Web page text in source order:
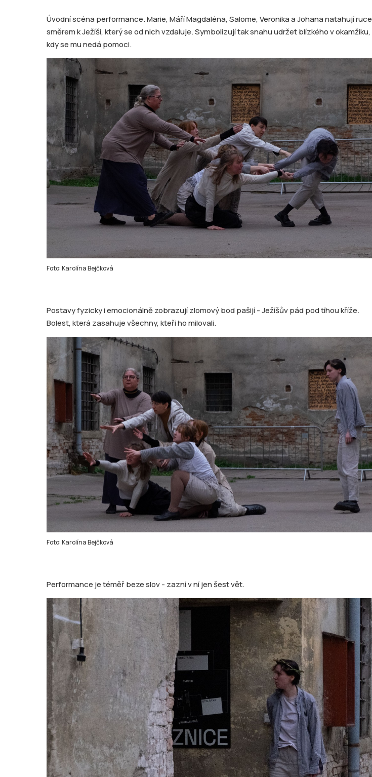
Úvodní scéna performance. Marie, Máří Magdaléna, Salome, Veronika a Johana natahují ruce
směrem k Ježíši, který se od nich vzdaluje. Symbolizují tak snahu udržet blízkého v okamžiku,
kdy se mu nedá pomoci.
Foto: Karolína Bejčková
Postavy fyzicky i emocionálně zobrazují zlomový bod pašijí - Ježíšův pád pod tíhou kříže.
Bolest, která zasahuje všechny, kteři ho milovali.
Foto: Karolína Bejčková
Performance je téměř beze slov - zazní v ní jen šest vět.